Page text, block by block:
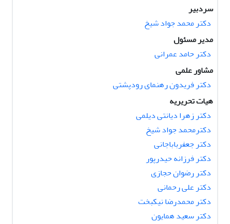
سردبیر
دکتر محمد جواد شیخ
مدیر مسئول
دکتر حامد عمرانی
مشاور علمی
دکتر فریدون رهنمای رودپشتی
هیات تحریریه
دکتر زهرا دیانتی دیلمی
دکترمحمد جواد شیخ
دکتر جعفرباباجانی
دکتر فرزانه حیدرپور
دکتر رضوان حجازی
دکتر علی رحمانی
دکتر محمدرضا نیکبخت
دکتر سعید همایون